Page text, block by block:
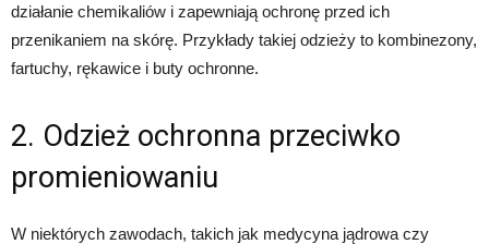
działanie chemikaliów i zapewniają ochronę przed ich
przenikaniem na skórę. Przykłady takiej odzieży to kombinezony,
fartuchy, rękawice i buty ochronne.
2. Odzież ochronna przeciwko
promieniowaniu
W niektórych zawodach, takich jak medycyna jądrowa czy